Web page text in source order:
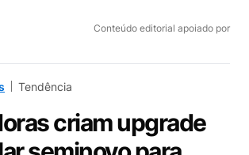
Conteúdo editorial apoiado por
Tendência
criam upgrade